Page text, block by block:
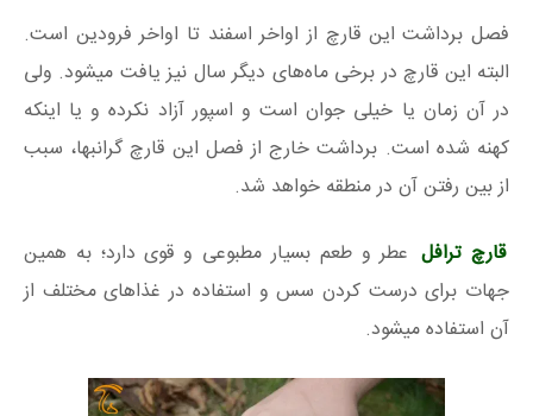
فصل برداشت این قارچ از اواخر اسفند تا اواخر فرودین است.
البته این قارچ در برخی ماه‌های دیگر سال نیز یافت میشود. ولی
در آن زمان یا خیلی جوان است و اسپور آزاد نکرده و یا اینکه
کهنه شده است. برداشت خارج از فصل این قارچ گرانبها، سبب
از بین رفتن آن در منطقه خواهد شد.
قارچ ترافل عطر و طعم بسیار مطبوعی و قوی دارد؛ به همین
جهات برای درست کردن سس و استفاده در غذاهای مختلف از
آن استفاده میشود.